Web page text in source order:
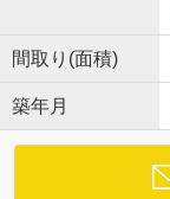
間取り(面積)
築年月